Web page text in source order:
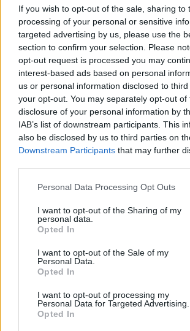
If you wish to opt-out of the sale, sharing to
processing of your personal or sensitive
targeted advertising by us, please use the
section to confirm your selection. Please
opt-out request is processed you may
interest-based ads based on personal
us or personal information disclosed to
your opt-out. You may separately opt-out of
disclosure of your personal information by
IAB’s list of downstream participants. This
also be disclosed by us to third parties on
Downstream Participants that may further
Please note that this website/app uses one
not limited to your visit or usage behaviour.
grant or deny consent to Google and its
use your data for below specified purposes
consent section.
Personal Data Processing Opt Outs
I want to opt-out of the Sharing of my
personal data.
Opted In
I want to opt-out of the Sale of my
Personal Data.
Opted In
I want to opt-out of processing my
Personal Data for Targeted Advertising.
Opted In
Planet Budapest 221 con 180 espositori da
prossima settimana 021 ecco le regole